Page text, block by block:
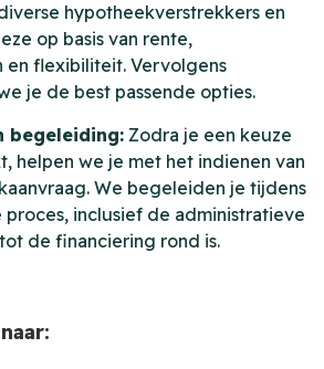
hypotheekverstrekkers en
op basis van rente,
en flexibiliteit. Vervolgens
je de best passende opties.
begeleiding: Zodra je een keuze
helpen we je met het indienen van
We begeleiden je tijdens
inclusief de administratieve
de financiering rond is.